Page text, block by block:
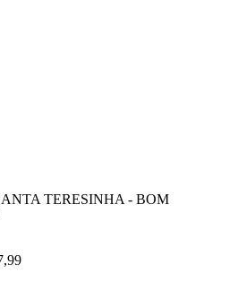
TERESINHA - BOM
,99